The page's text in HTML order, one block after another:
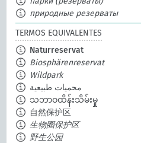
природные резерваты
TERMOS EQUIVALENTES
Naturreservat
Biosphärenreservat
Wildpark
محميات طبيعية
သဘာဝထိန်းသိမ်းမှု
自然保护区
生物圈保护区
野生公园